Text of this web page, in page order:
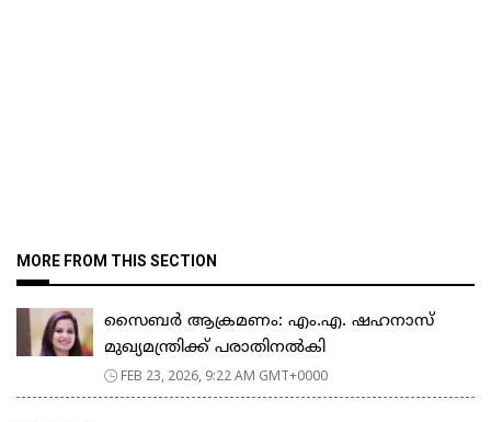
MORE FROM THIS SECTION
സൈബർ ആക്രമണം: എം.എ. ഷഹനാസ്
മുഖ്യമന്ത്രിക്ക് പരാതിനൽകി
FEB 23, 2026, 9:22 AM GMT+0000